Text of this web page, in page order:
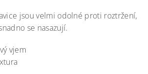
jsou velmi odolné proti roztržení,
se nasazují.
vjem